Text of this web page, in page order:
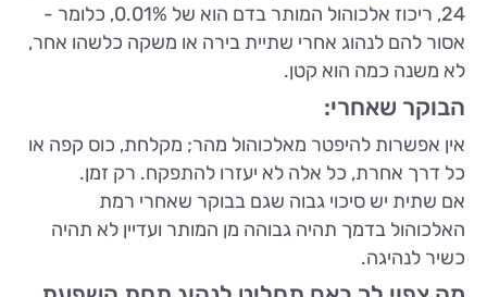
24, ריכוז אלכוהול המותר בדם הוא של 0.01%, כלומר -
אסור להם לנהוג אחרי שתיית בירה או משקה כלשהו אחר,
לא משנה כמה הוא קטן.
הבוקר שאחרי:
אין אפשרות להיפטר מאלכוהול מהר; מקלחת, כוס קפה או
כל דרך אחרת, כל אלה לא יעזרו להתפקח. רק זמן.
אם שתית יש סיכוי גבוה שגם בבוקר שאחרי רמת
האלכוהול בדמך תהיה גבוהה מן המותר ועדיין לא תהיה
כשיר לנהיגה.